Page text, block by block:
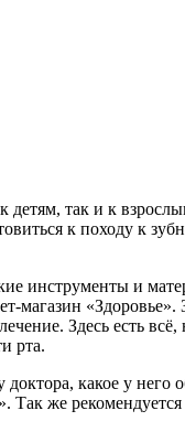
детям, так и к
к походу к
инструменты и
магазин
Здесь есть всё,
рта.
какое у
же